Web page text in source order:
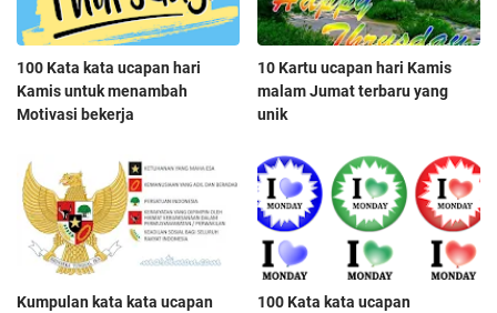
100 Kata kata ucapan hari
Kamis untuk menambah
Motivasi bekerja
10 Kartu ucapan hari Kamis
malam Jumat terbaru yang
unik
Kumpulan kata kata ucapan
100 Kata kata ucapan